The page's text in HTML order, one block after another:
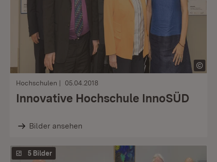
Hochschulen 05.04.2018
Innovative Hochschule InnoSÜD
Bilder ansehen
5 Bilder